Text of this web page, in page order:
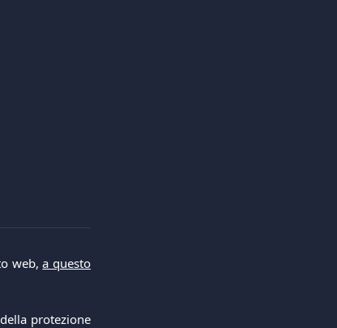
web,a questo
protezione